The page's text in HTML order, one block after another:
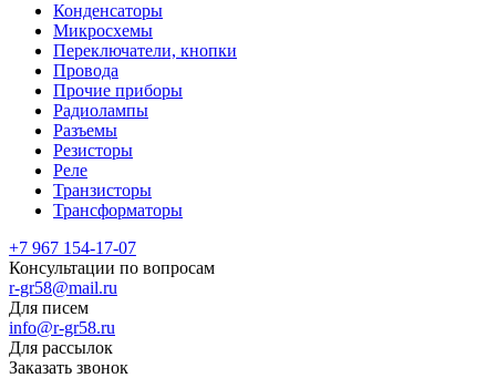
Конденсаторы
Микросхемы
Переключатели, кнопки
Провода
Прочие приборы
Радиолампы
Разъемы
Резисторы
Реле
Транзисторы
Трансформаторы
+7 967 154-17-07
Консультации по вопросам
r-gr58@mail.ru
Для писем
info@r-gr58.ru
Для рассылок
Заказать звонок